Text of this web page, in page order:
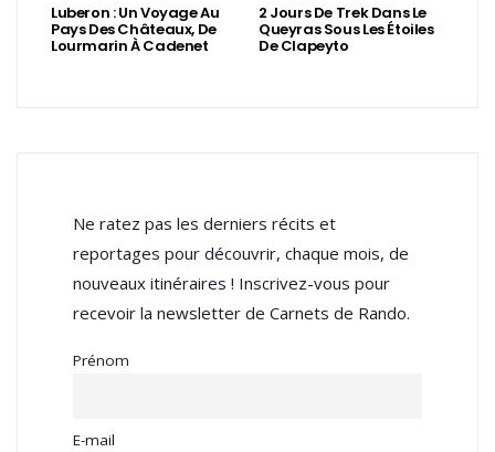
Luberon : Un Voyage Au
Pays Des Châteaux, De
Lourmarin À Cadenet
2 Jours De Trek Dans Le
Queyras Sous Les Étoiles
De Clapeyto
Ne ratez pas les derniers récits et
reportages pour découvrir, chaque mois, de
nouveaux itinéraires ! Inscrivez-vous pour
recevoir la newsletter de Carnets de Rando.
Prénom
E-mail